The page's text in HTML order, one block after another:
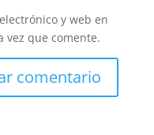
y web en
vez que comente.